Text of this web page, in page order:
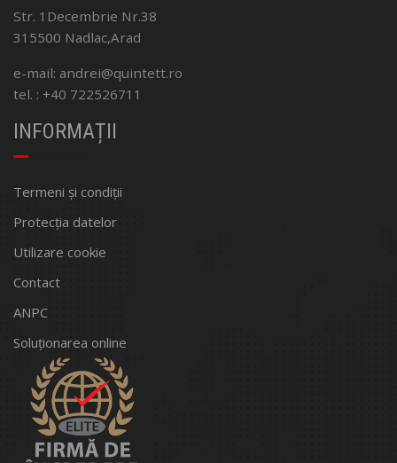
Str. 1Decembrie Nr.38
315500 Nadlac,Arad
e-mail: andrei@quintett.ro
tel. : +40 722526711
INFORMAȚII
Termeni și condiții
Protecția datelor
Utilizare cookie
Contact
ANPC
Soluționarea online